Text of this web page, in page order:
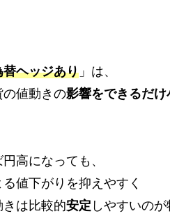
替ヘッジあり 」は、
の値動きの影響をできるだけ
高になっても、
値下がりを抑えやすく
は比較的安定 しやすいのが